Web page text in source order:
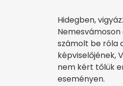
Hidegben,
számolt be róla
képviselőjének,
nem kért tőlük
eseményen.